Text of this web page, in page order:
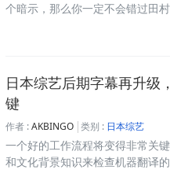
个暗示，那么你一定不会错过田
日本综艺后期字幕再升级
键
作者 :AKBINGO 类别 : 日本综艺
一个好的工作流程将变得非常关
和文化背景知识来检查机器翻译